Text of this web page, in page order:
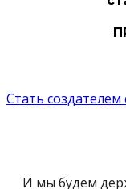
Стать создателем
И мы будем